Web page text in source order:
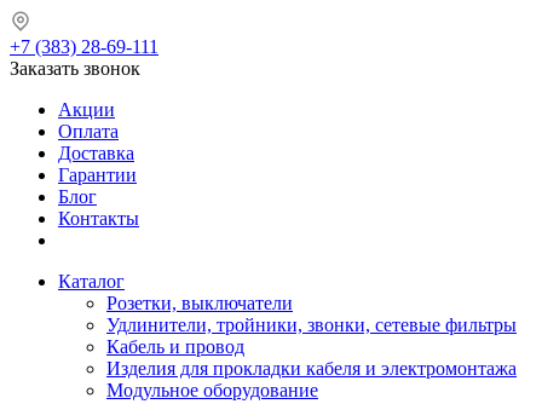
+7 (383) 28-69-111
Заказать звонок
Акции
Оплата
Доставка
Гарантии
Блог
Контакты
Каталог
Розетки, выключатели
Удлинители, тройники, звонки, сетевые фильтры
Кабель и провод
Изделия для прокладки кабеля и электромонтажа
Модульное оборудование